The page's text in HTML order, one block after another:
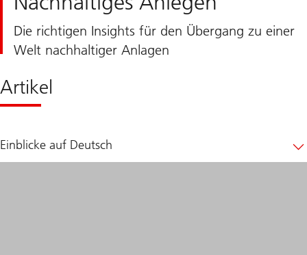
Die richtigen Insights für den Übergang zu einer
Welt nachhaltiger Anlagen
Artikel
Einblicke auf Deutsch